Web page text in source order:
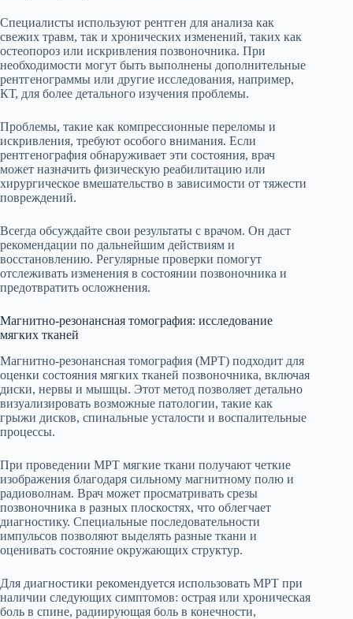
Специалисты используют рентген для анализа как
свежих травм, так и хронических изменений, таких как
остеопороз или искривления позвоночника. При
необходимости могут быть выполнены дополнительные
рентгенограммы или другие исследования, например,
КТ, для более детального изучения проблемы.
Проблемы, такие как компрессионные переломы и
искривления, требуют особого внимания. Если
рентгенография обнаруживает эти состояния, врач
может назначить физическую реабилитацию или
хирургическое вмешательство в зависимости от тяжести
повреждений.
Всегда обсуждайте свои результаты с врачом. Он даст
рекомендации по дальнейшим действиям и
восстановлению. Регулярные проверки помогут
отслеживать изменения в состоянии позвоночника и
предотвратить осложнения.
Магнитно-резонансная томография: исследование
мягких тканей
Магнитно-резонансная томография (МРТ) подходит для
оценки состояния мягких тканей позвоночника, включая
диски, нервы и мышцы. Этот метод позволяет детально
визуализировать возможные патологии, такие как
грыжи дисков, спинальные усталости и воспалительные
процессы.
При проведении МРТ мягкие ткани получают четкие
изображения благодаря сильному магнитному полю и
радиоволнам. Врач может просматривать срезы
позвоночника в разных плоскостях, что облегчает
диагностику. Специальные последовательности
импульсов позволяют выделять разные ткани и
оценивать состояние окружающих структур.
Для диагностики рекомендуется использовать МРТ при
наличии следующих симптомов: острая или хроническая
боль в спине, радиирующая боль в конечности,